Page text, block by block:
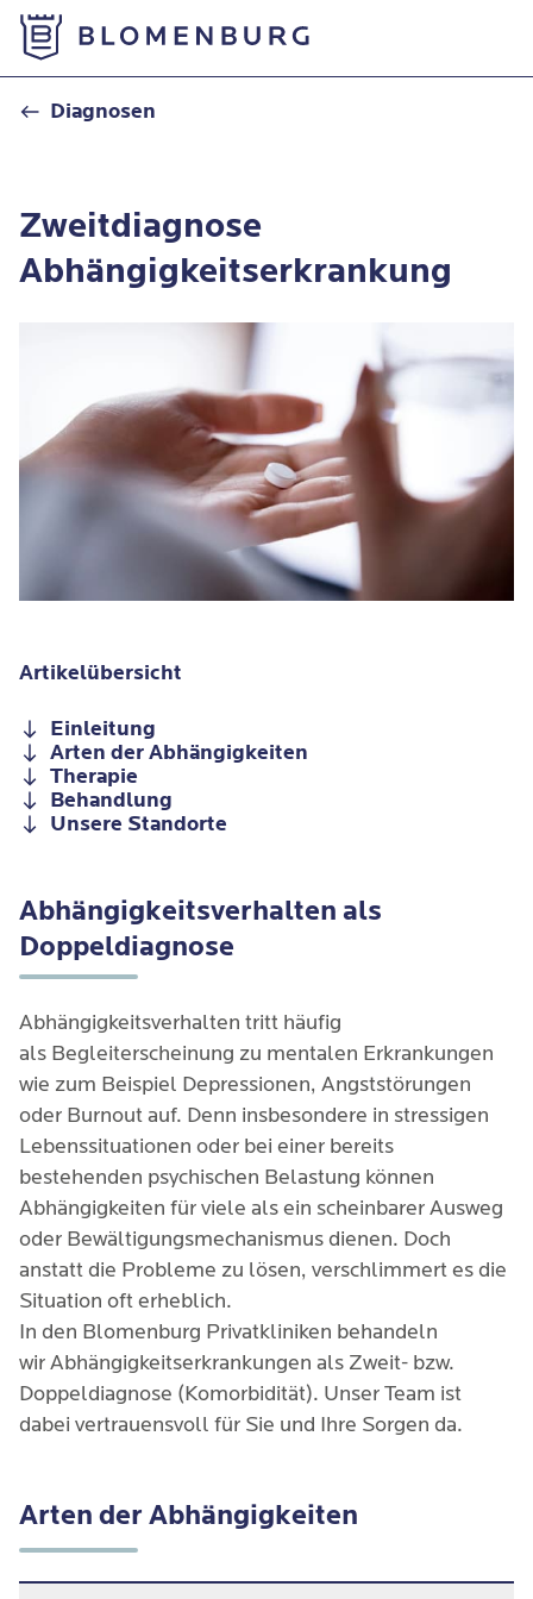
Diagnosen
Zweitdiagnose
Abhängigkeitserkrankung
Artikelübersicht
Einleitung
Arten der Abhängigkeiten
Therapie
Behandlung
Unsere Standorte
Abhängigkeitsverhalten als
Doppeldiagnose
Abhängigkeitsverhalten tritt häufig
als Begleiterscheinung zu mentalen Erkrankungen
wie zum Beispiel Depressionen, Angststörungen
oder Burnout auf. Denn insbesondere in stressigen
Lebenssituationen oder bei einer bereits
bestehenden psychischen Belastung können
Abhängigkeiten für viele als ein scheinbarer Ausweg
oder Bewältigungsmechanismus dienen. Doch
anstatt die Probleme zu lösen, verschlimmert es die
Situation oft erheblich.
In den Blomenburg Privatkliniken behandeln
wir Abhängigkeitserkrankungen als Zweit- bzw.
Doppeldiagnose (Komorbidität). Unser Team ist
dabei vertrauensvoll für Sie und Ihre Sorgen da.
Arten der Abhängigkeiten